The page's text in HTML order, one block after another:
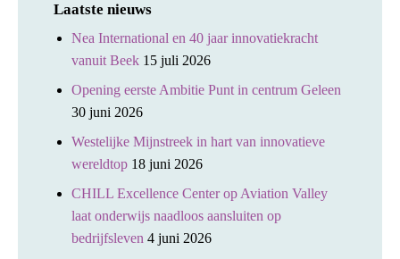
Laatste nieuws
Nea International en 40 jaar innovatiekracht
vanuit Beek 15 juli 2026
Opening eerste Ambitie Punt in centrum Geleen
30 juni 2026
Westelijke Mijnstreek in hart van innovatieve
wereldtop 18 juni 2026
CHILL Excellence Center op Aviation Valley
laat onderwijs naadloos aansluiten op
bedrijfsleven 4 juni 2026